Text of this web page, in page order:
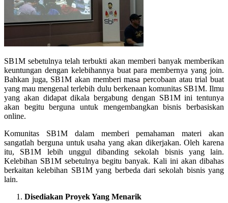
SB1M sebetulnya telah terbukti akan memberi banyak memberikan
keuntungan dengan kelebihannya buat para membernya yang join.
Bahkan juga, SB1M akan memberi masa percobaan atau trial buat
yang mau mengenal terlebih dulu berkenaan komunitas SB1M. Ilmu
yang akan didapat dikala bergabung dengan SB1M ini tentunya
akan begitu berguna untuk mengembangkan bisnis berbasiskan
online.
Komunitas SB1M dalam memberi pemahaman materi akan
sangatlah berguna untuk usaha yang akan dikerjakan. Oleh karena
itu, SB1M lebih unggul dibanding sekolah bisnis yang lain.
Kelebihan SB1M sebetulnya begitu banyak. Kali ini akan dibahas
berkaitan kelebihan SB1M yang berbeda dari sekolah bisnis yang
lain.
Disediakan Proyek Yang Menarik